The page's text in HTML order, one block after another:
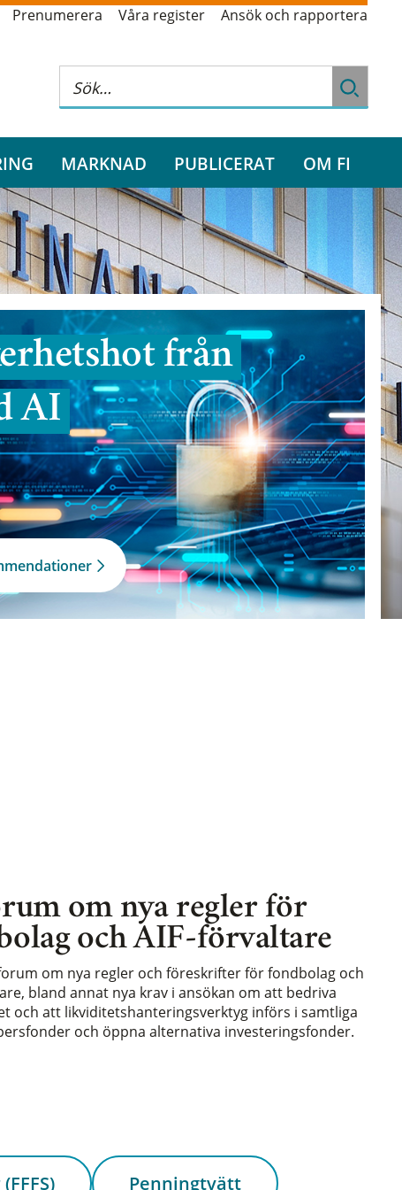
Prenumerera Våra register Ansök och rapportera
MARKNAD PUBLICERAT OM FI
från
AI
om nya regler för
och AIF-förvaltare
om nya regler och föreskrifter för fondbolag och
bland annat nya krav i ansökan om att bedriva
och att likviditetshanteringsverktyg införs i samtliga
och öppna alternativa investeringsfonder.
Penningtvätt